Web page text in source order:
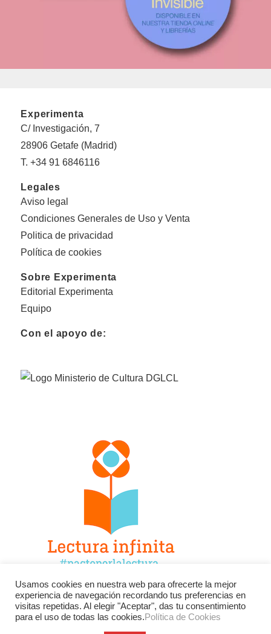
Experimenta
C/ Investigación, 7
28906 Getafe (Madrid)
T. +34 91 6846116
Legales
Aviso legal
Condiciones Generales de Uso y Venta
Politica de privacidad
Política de cookies
Sobre Experimenta
Editorial Experimenta
Equipo
Con el apoyo de:
Facebook Twitter
Instagram
YouTube
LinkedIn Contacto
Usamos cookies en nuestra web para ofrecerte la mejor
experiencia de navegación recordando tus preferencias en
visitas repetidas. Al elegir "Aceptar", das tu consentimiento
para el uso de todas las cookies.Política de Cookies